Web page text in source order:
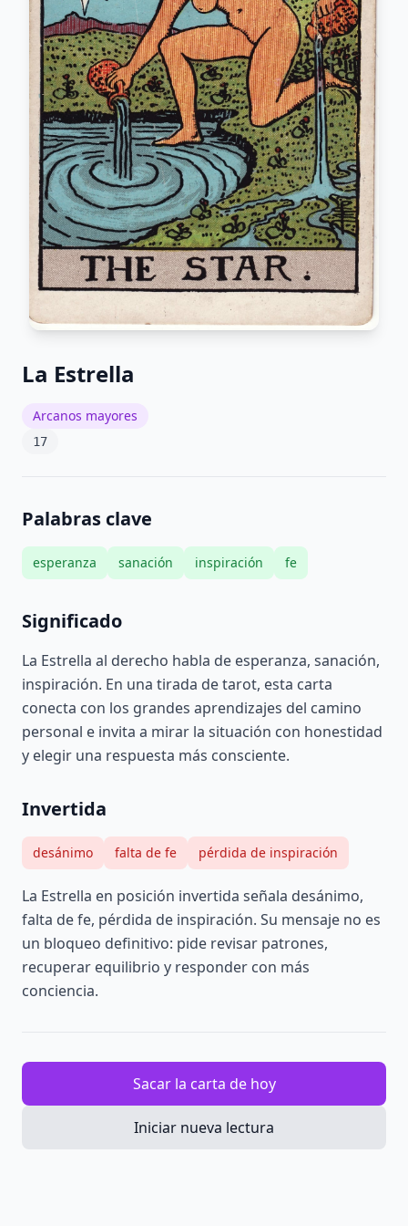
La Estrella
Arcanos mayores
17
Palabras clave
esperanza sanación inspiración fe
Significado
La Estrella al derecho habla de esperanza, sanación,
inspiración. En una tirada de tarot, esta carta
conecta con los grandes aprendizajes del camino
personal e invita a mirar la situación con honestidad
y elegir una respuesta más consciente.
Invertida
desánimo falta de fe pérdida de inspiración
La Estrella en posición invertida señala desánimo,
falta de fe, pérdida de inspiración. Su mensaje no es
un bloqueo definitivo: pide revisar patrones,
recuperar equilibrio y responder con más
conciencia.
Sacar la carta de hoy
Iniciar nueva lectura